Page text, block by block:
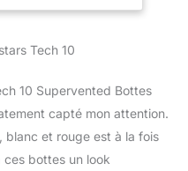
sections
a été conçu
à travers l'avant
botte et un
de chaleur
Durable : co-
pour plus de
Tech 10
10 Supervented Bottes
capté mon attention.
blanc et rouge est à la fois
bottes un look